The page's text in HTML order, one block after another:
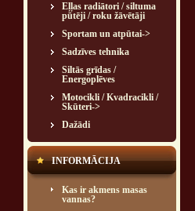
Eļļas radiātori / siltuma
pūtēji / roku žāvētāji
Sportam un atpūtai->
Sadzīves tehnika
Siltās grīdas /
Energoplēves
Motocikli / Kvadracikli /
Skūteri->
Dažādi
INFORMĀCIJA
Kas ir akmens masas
vannas?